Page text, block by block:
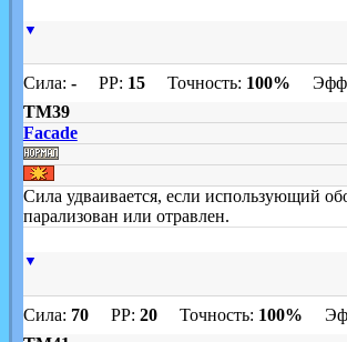
▼
Сила: -PP: 15Точность: 100%
TM39
Facade
Сила удваивается, если использующий
парализован или отравлен.
▼
Сила: 70PP: 20Точность: 100%